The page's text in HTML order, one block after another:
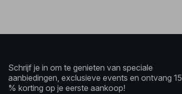
Schrijf je in om te genieten van speciale
aanbiedingen, exclusieve events en ontvang 15
% korting op je eerste aankoop!